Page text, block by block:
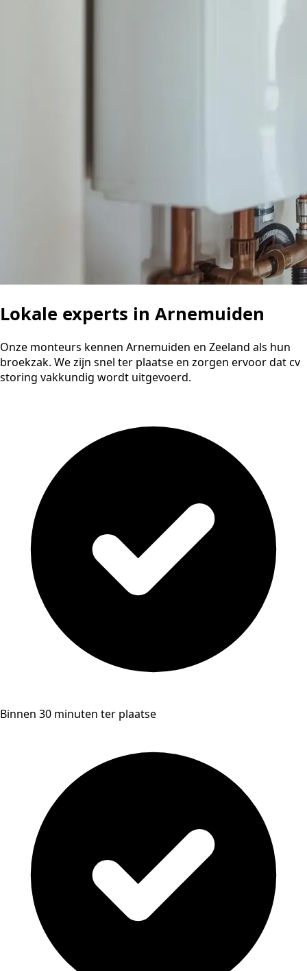
Lokale experts in Arnemuiden
Onze monteurs kennen Arnemuiden en Zeeland als hun
broekzak. We zijn snel ter plaatse en zorgen ervoor dat cv
storing vakkundig wordt uitgevoerd.
Binnen 30 minuten ter plaatse